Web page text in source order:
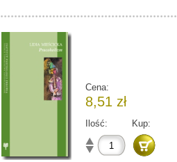
Cena:
8,51 zł
Ilość: Kup: